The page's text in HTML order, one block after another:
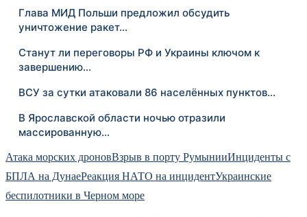
Глава МИД Польши предложил обсудить
уничтожение ракет…
Станут ли переговоры РФ и Украины ключом к
завершению…
ВСУ за сутки атаковали 86 населённых пунктов…
В Ярославской области ночью отразили
массированную…
Атака морских дроновВзрыв в порту РумынииИнциденты с
БПЛА на ДунаеРеакция НАТО на инцидентУкраинские
беспилотники в Черном море